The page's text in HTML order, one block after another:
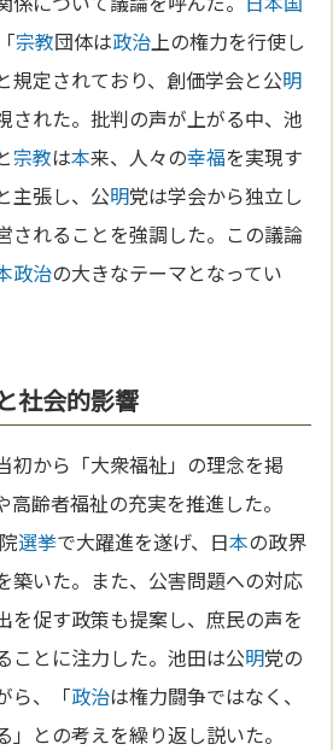
宗教団体は政治上の権力を行使し
規定されており、創価学会と公明
された。批判の声が上がる中、池
宗教は本来、人々の幸福を実現す
主張し、公明党は学会から独立し
されることを強調した。この議論
政治の大きなテーマとなってい
社会的影響
初から「大衆福祉」の理念を掲
高齢者福祉の充実を推進した。
選挙で大躍進を遂げ、日本の政界
築いた。また、公害問題への対応
を促す政策も提案し、庶民の声を
ことに注力した。池田は公明党の
ら、「政治は権力闘争ではなく、
」との考えを繰り返し説いた。